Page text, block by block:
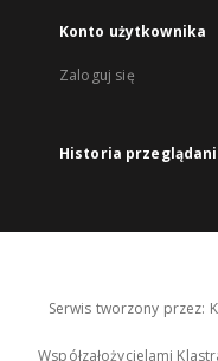
Konto użytkownika
Zaloguj się
Historia
Serwis tworzony przez:
Współzałożycielami